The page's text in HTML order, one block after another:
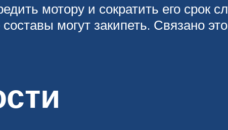
мотору и сократить его срок
могут закипеть. Связано